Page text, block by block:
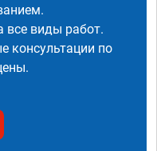
все виды работ.
консультации по